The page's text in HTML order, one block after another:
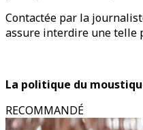
Contactée par la
assure interdire une telle
La politique du
RECOMMANDÉ